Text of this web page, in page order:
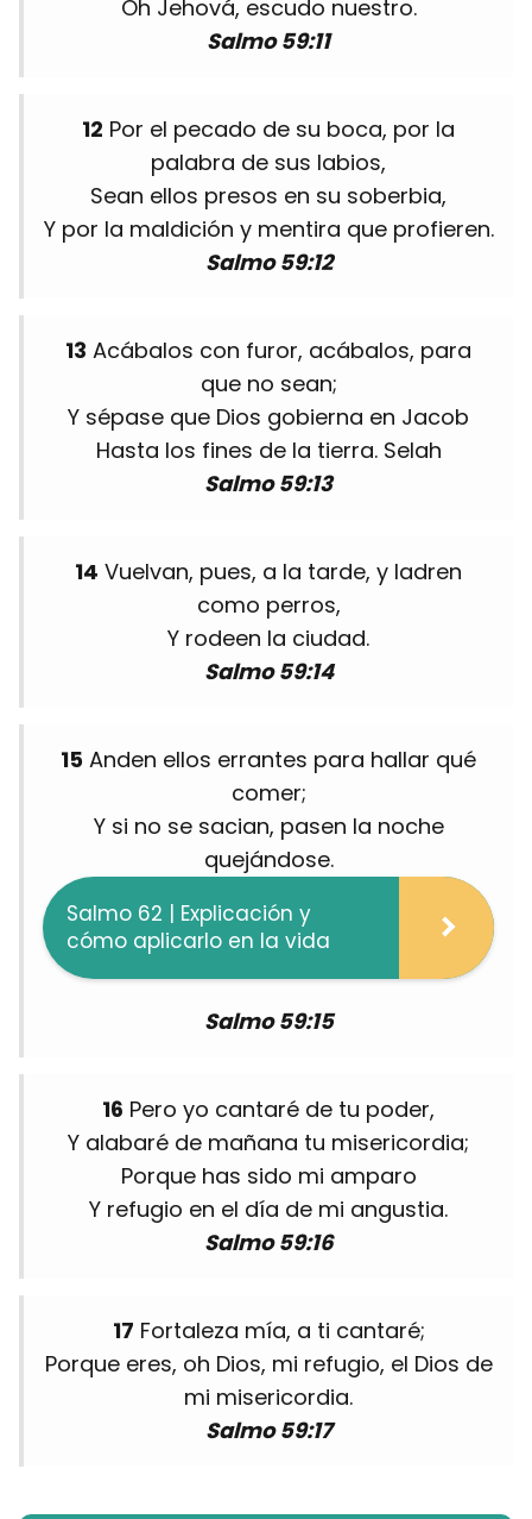
Oh Jehová, escudo nuestro.
Salmo 59:11
12 Por el pecado de su boca, por la
palabra de sus labios,
Sean ellos presos en su soberbia,
Y por la maldición y mentira que profieren.
Salmo 59:12
13 Acábalos con furor, acábalos, para
que no sean;
Y sépase que Dios gobierna en Jacob
Hasta los fines de la tierra. Selah
Salmo 59:13
14 Vuelvan, pues, a la tarde, y ladren
como perros,
Y rodeen la ciudad.
Salmo 59:14
15 Anden ellos errantes para hallar qué
comer;
Y si no se sacian, pasen la noche
quejándose.
Salmo 62 | Explicación y
cómo aplicarlo en la vida
Salmo 59:15
16 Pero yo cantaré de tu poder,
Y alabaré de mañana tu misericordia;
Porque has sido mi amparo
Y refugio en el día de mi angustia.
Salmo 59:16
17 Fortaleza mía, a ti cantaré;
Porque eres, oh Dios, mi refugio, el Dios de
mi misericordia.
Salmo 59:17